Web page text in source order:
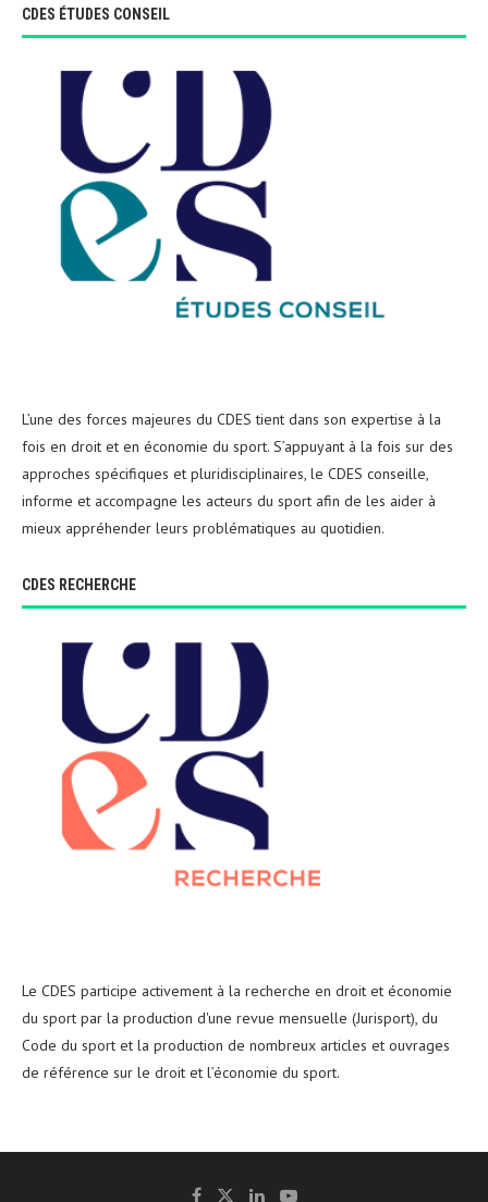
CDES ÉTUDES CONSEIL
L’une des forces majeures du CDES tient dans son expertise à la
fois en droit et en économie du sport. S’appuyant à la fois sur des
approches spécifiques et pluridisciplinaires, le CDES conseille,
informe et accompagne les acteurs du sport afin de les aider à
mieux appréhender leurs problématiques au quotidien.
CDES RECHERCHE
Le CDES participe activement à la recherche en droit et économie
du sport par la production d'une revue mensuelle (Jurisport), du
Code du sport et la production de nombreux articles et ouvrages
de référence sur le droit et l’économie du sport.